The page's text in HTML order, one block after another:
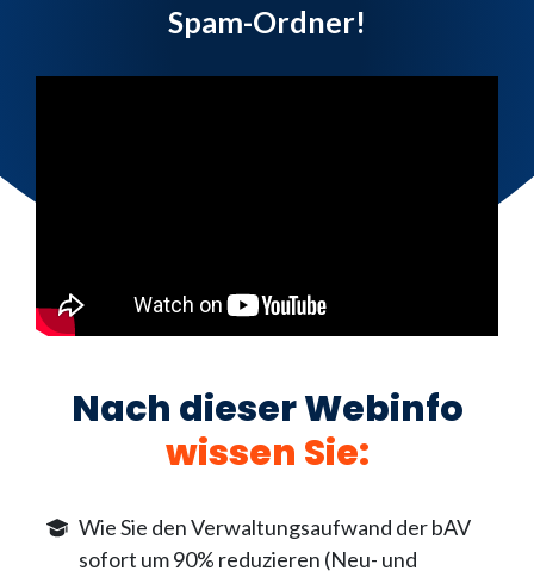
Spam-Ordner!
Nach dieser Webinfo
wissen Sie:
Wie Sie den Verwaltungsaufwand der bAV
sofort um 90% reduzieren (Neu- und